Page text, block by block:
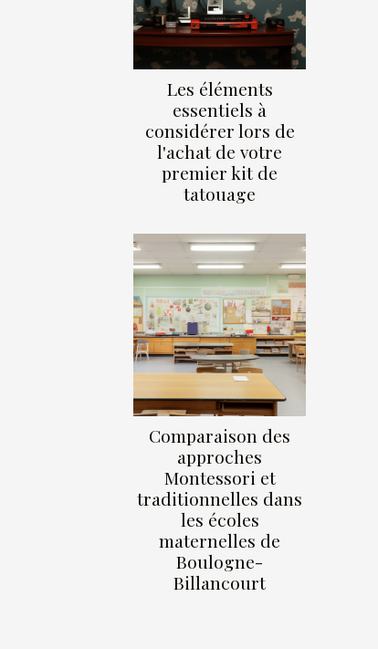
Les éléments
essentiels à
considérer lors de
l'achat de votre
premier kit de
tatouage
Comparaison des
approches
Montessori et
traditionnelles dans
les écoles
maternelles de
Boulogne-
Billancourt